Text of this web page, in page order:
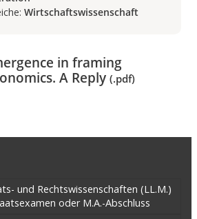
Wirtschaftswissenschaft
in framing
A Reply(.pdf)
und Rechtswissenschaften (LL.M.)
oder M.A.-Abschluss